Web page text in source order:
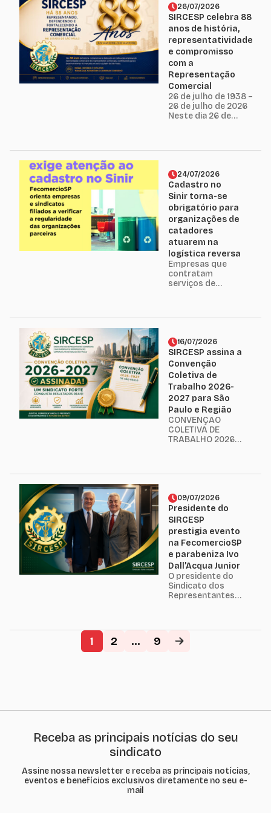
respectivas
regiões Prezado
Afiliado, O
SIRCESP é o
representante
legal da categoria
econômica das
empresas de
representação
comercial...
26/07/2026
SIRCESP celebra 88
anos de história,
representatividade
e compromisso
com a
Representação
Comercial
26 de julho de 1938 –
26 de julho de 2026
Neste dia 26 de
Comercial no
Estado de São Paulo
– SIRCESP celebra
88 anos de história,
consolidando...
24/07/2026
Cadastro no
Sinir torna-se
obrigatório para
organizações de
catadores
atuarem na
logística reversa
Empresas que
contratam
serviços de
regularidade das
entidades
parceiras As
empresas que
participam de
Sistemas de
Logística Reversa
(SLRs) ou
contratam
serviços de
coleta seletiva,
16/07/2026
SIRCESP assina a
Convenção
Coletiva de
Trabalho 2026-
2027 para São
Paulo e Região
CONVENÇÃO
COLETIVA DE
TRABALHO 2026 –
Taboão da Serra-
SP Prezado
Afiliado, O
SIRCESP é o
representante
legal da categoria
econômica das
empresas de
representação
comercial no
Estado de São
09/07/2026
Presidente do
SIRCESP
prestigia evento
na FecomercioSP
e parabeniza Ivo
Dall’Acqua Junior
O presidente do
Sindicato dos
Representantes
Estado de São
FecomercioSP em
Comissão
Especial da
1 2 ... 9
Receba as principais notícias do seu
sindicato
Assine nossa newsletter e receba as principais notícias,
eventos e benefícios exclusivos diretamente no seu e-
mail